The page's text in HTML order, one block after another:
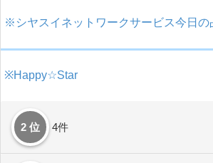
※シヤスイネットワークサービス今日の
※Happy☆Star
2 位 4件